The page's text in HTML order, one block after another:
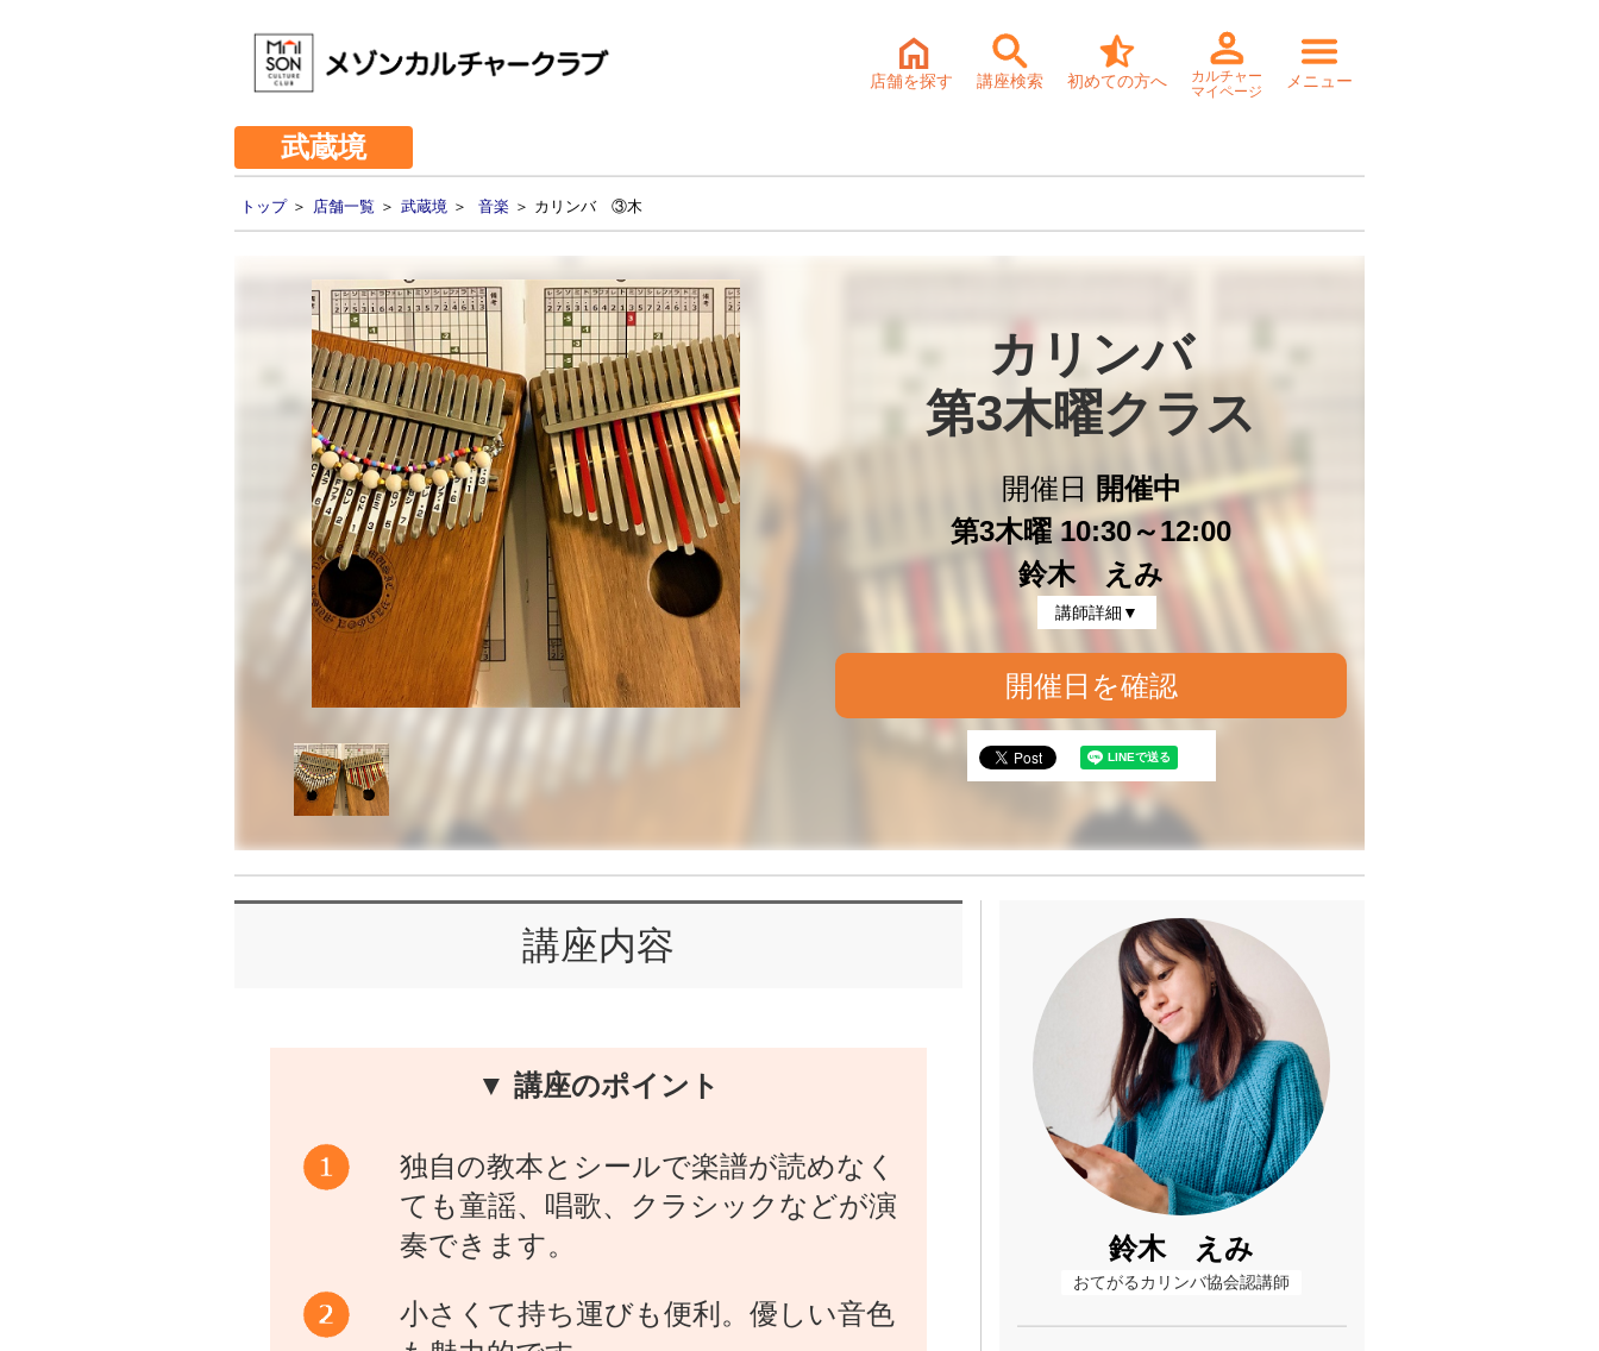
店舗を探す 講座検索 初めての方へ
カルチャー
マイページ
メニュー
武蔵境
トップ＞ 店舗一覧 ＞ 武蔵境 ＞ 音楽 ＞ カリンバ ③木
カリンバ
第3木曜クラス
開催日
開催中
第3木曜 10:30～12:00
鈴木 えみ
講師詳細▼
開催日を確認
講座内容
▼ 講座のポイント
独自の教本とシールで楽譜が読めなく
ても童謡、唱歌、クラシックなどが演
奏できます。
小さくて持ち運びも便利。優しい音色
鈴木 えみ
おてがるカリンバ協会認講師